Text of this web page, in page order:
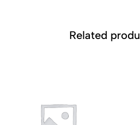
Related